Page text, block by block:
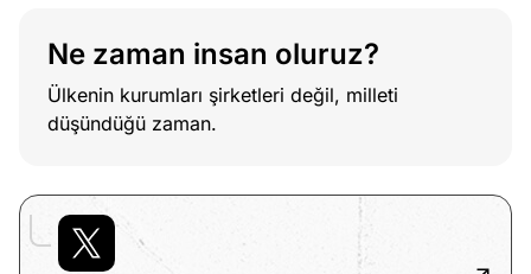
Ne zaman insan oluruz?
Ülkenin kurumları şirketleri değil, milleti
düşündüğü zaman.